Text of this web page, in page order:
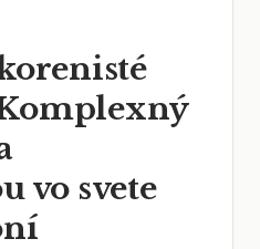
vo svete